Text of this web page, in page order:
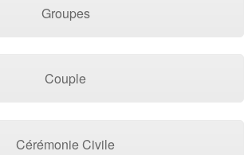
Groupes
Couple
Cérémonie Civile